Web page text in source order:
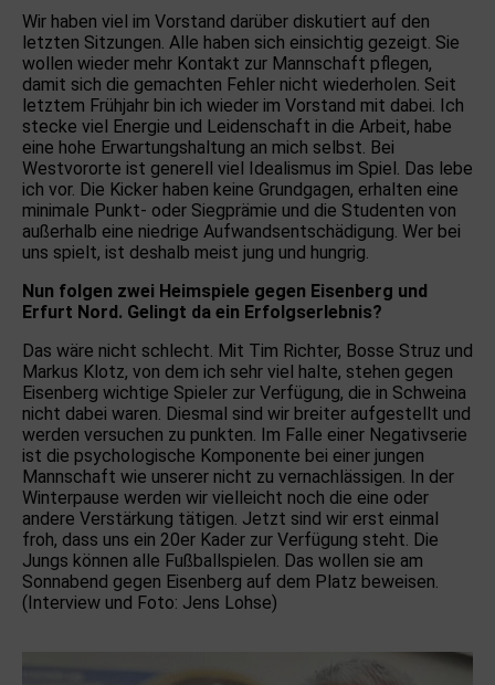
Wir haben viel im Vorstand darüber diskutiert auf den
letzten Sitzungen. Alle haben sich einsichtig gezeigt. Sie
wollen wieder mehr Kontakt zur Mannschaft pflegen,
damit sich die gemachten Fehler nicht wiederholen. Seit
letztem Frühjahr bin ich wieder im Vorstand mit dabei. Ich
stecke viel Energie und Leidenschaft in die Arbeit, habe
eine hohe Erwartungshaltung an mich selbst. Bei
Westvororte ist generell viel Idealismus im Spiel. Das lebe
ich vor. Die Kicker haben keine Grundgagen, erhalten eine
minimale Punkt- oder Siegprämie und die Studenten von
außerhalb eine niedrige Aufwandsentschädigung. Wer bei
uns spielt, ist deshalb meist jung und hungrig.
Nun folgen zwei Heimspiele gegen Eisenberg und
Erfurt Nord. Gelingt da ein Erfolgserlebnis?
Das wäre nicht schlecht. Mit Tim Richter, Bosse Struz und
Markus Klotz, von dem ich sehr viel halte, stehen gegen
Eisenberg wichtige Spieler zur Verfügung, die in Schweina
nicht dabei waren. Diesmal sind wir breiter aufgestellt und
werden versuchen zu punkten. Im Falle einer Negativserie
ist die psychologische Komponente bei einer jungen
Mannschaft wie unserer nicht zu vernachlässigen. In der
Winterpause werden wir vielleicht noch die eine oder
andere Verstärkung tätigen. Jetzt sind wir erst einmal
froh, dass uns ein 20er Kader zur Verfügung steht. Die
Jungs können alle Fußballspielen. Das wollen sie am
Sonnabend gegen Eisenberg auf dem Platz beweisen.
(Interview und Foto: Jens Lohse)